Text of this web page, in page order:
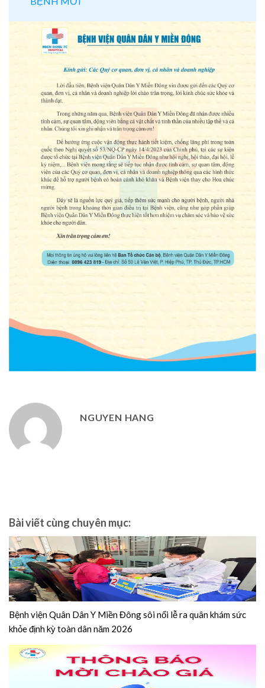
NGUYEN HANG
Bài viết cùng chuyên mục:
Bệnh viện Quân Dân Y Miền Đông sôi nổi lễ ra quân khám sức
khỏe định kỳ toàn dân năm 2026